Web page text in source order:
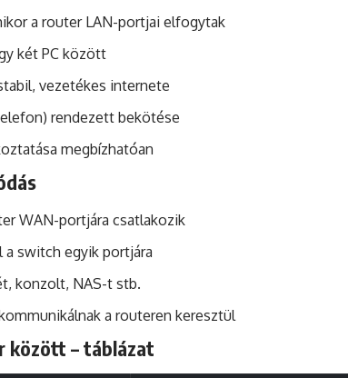
a router LAN-portjai elfogytak
két PC között
vezetékes internete
rendezett bekötése
megbízhatóan
WAN-portjára csatlakozik
a switch egyik portjára
konzolt, NAS-t stb.
a routeren keresztül
között – táblázat